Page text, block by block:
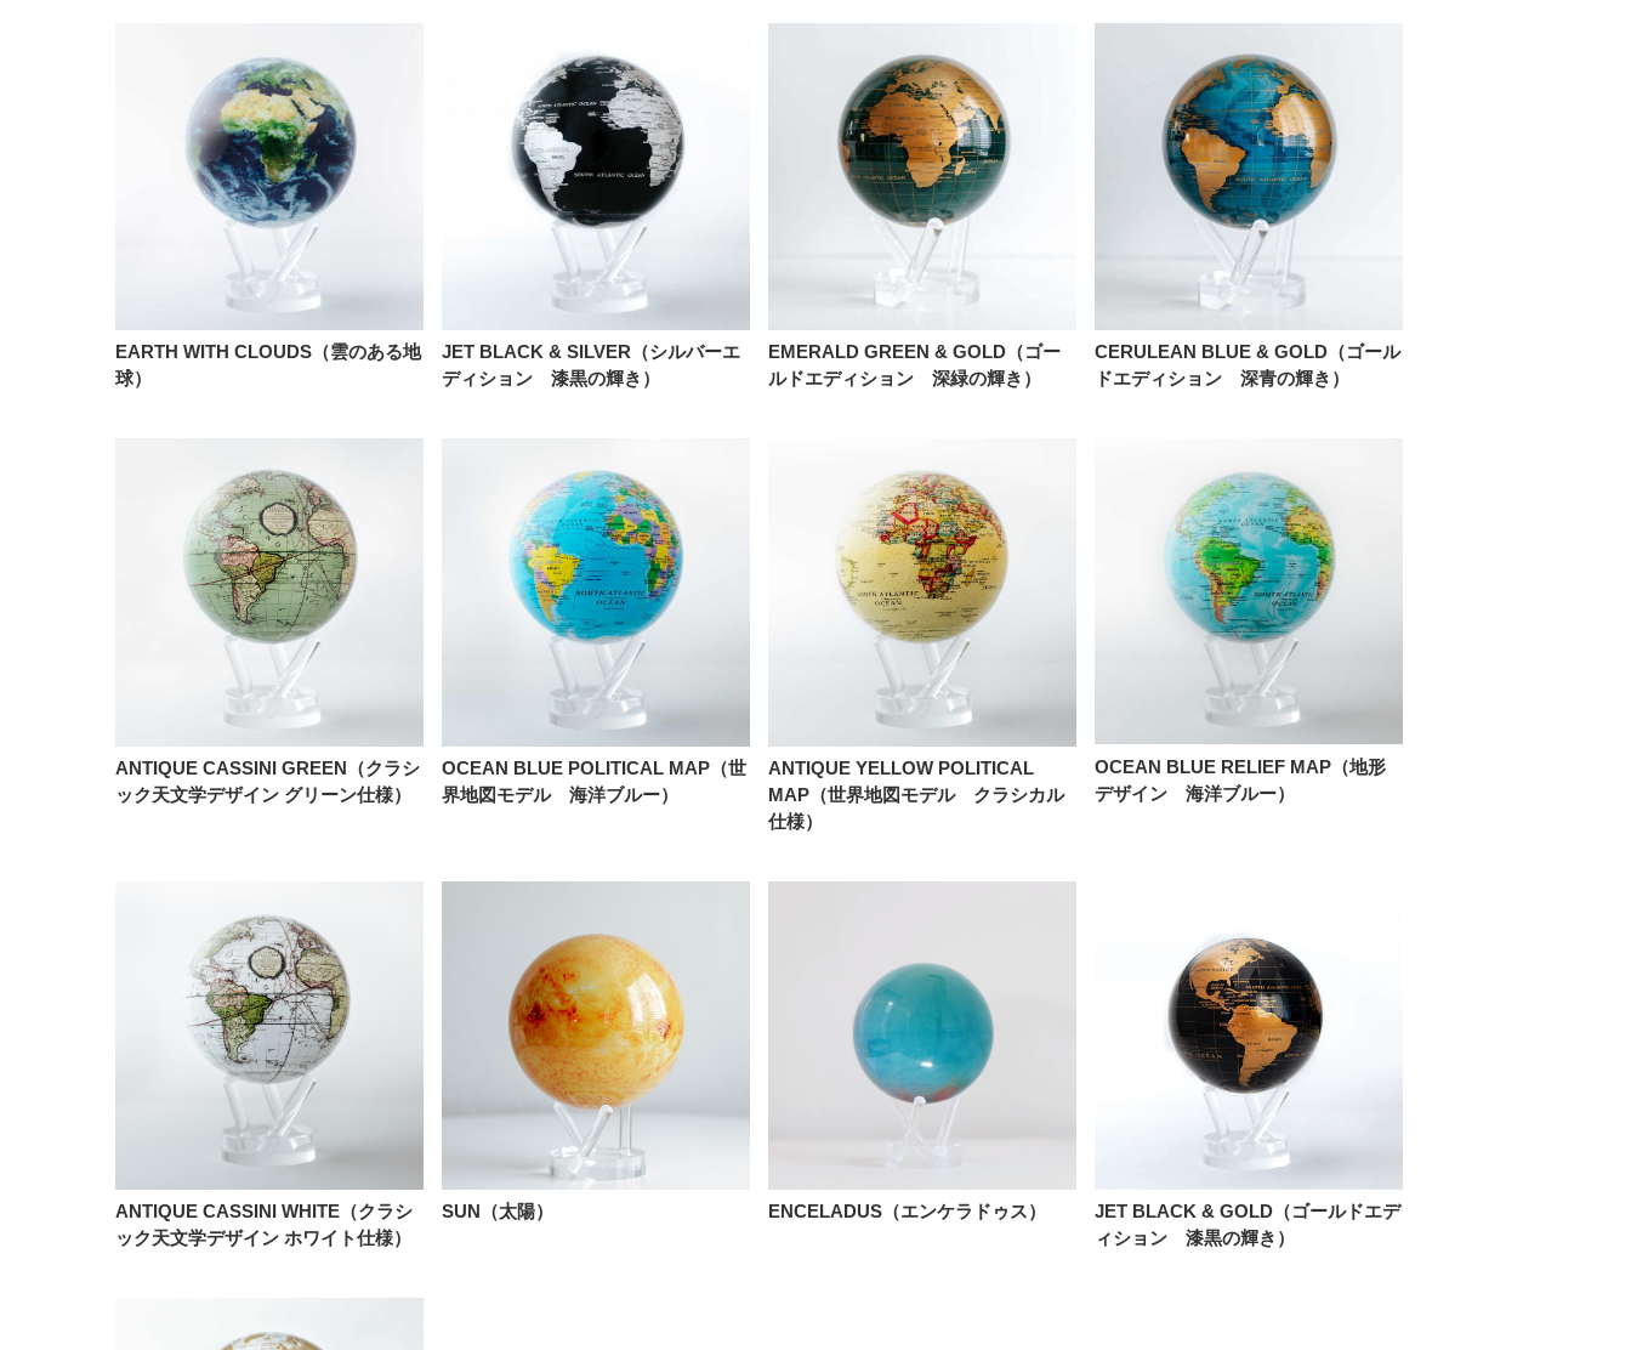
EARTH WITH CLOUDS（雲のある地
球）
JET BLACK & SILVER（シルバーエ
ディション 漆黒の輝き）
EMERALD GREEN & GOLD（ゴー
ルドエディション 深緑の輝き）
CERULEAN BLUE & GOLD（ゴール
ドエディション 深青の輝き）
ANTIQUE CASSINI GREEN（クラシ
ック天文学デザイン グリーン仕様）
OCEAN BLUE POLITICAL MAP（世
界地図モデル 海洋ブルー）
ANTIQUE YELLOW POLITICAL
MAP（世界地図モデル クラシカル
仕様）
OCEAN BLUE RELIEF MAP（地形
デザイン 海洋ブルー）
ANTIQUE CASSINI WHITE（クラシ
ック天文学デザイン ホワイト仕様）
SUN（太陽） ENCELADUS（エンケラドゥス）
JET BLACK & GOLD（ゴールドエデ
ィション 漆黒の輝き）